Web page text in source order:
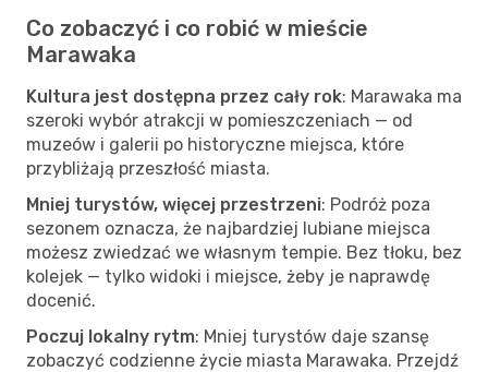
Co zobaczyć i co robić w mieście
Marawaka
Kultura jest dostępna przez cały rok: Marawaka ma
szeroki wybór atrakcji w pomieszczeniach — od
muzeów i galerii po historyczne miejsca, które
przybliżają przeszłość miasta.
Mniej turystów, więcej przestrzeni: Podróż poza
sezonem oznacza, że najbardziej lubiane miejsca
możesz zwiedzać we własnym tempie. Bez tłoku, bez
kolejek — tylko widoki i miejsce, żeby je naprawdę
docenić.
Poczuj lokalny rytm: Mniej turystów daje szansę
zobaczyć codzienne życie miasta Marawaka. Przejdź